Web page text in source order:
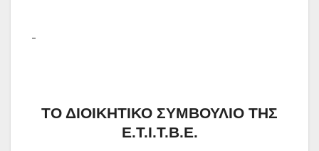
ΤΟ ΔΙΟΙΚΗΤΙΚΟ ΣΥΜΒΟΥΛΙΟ ΤΗΣ
Ε.Τ.Ι.Τ.Β.Ε.